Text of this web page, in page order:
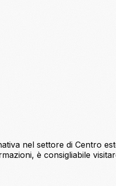
nel settore di Centro
è consigliabile